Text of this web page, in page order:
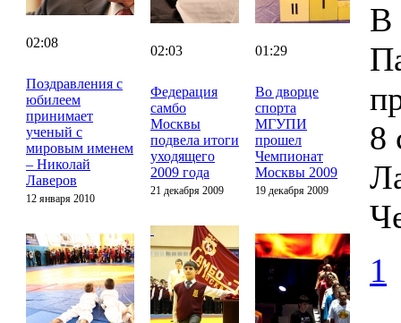
02:08
Поздравления с
юбилеем
принимает
ученый с
мировым именем
– Николай
Лаверов
12 января 2010
02:03
Федерация
самбо
Москвы
подвела итоги
уходящего
2009 года
21 декабря 2009
01:29
Во дворце
спорта
МГУПИ
прошел
Чемпионат
Москвы 2009
19 декабря 2009
В
8
1